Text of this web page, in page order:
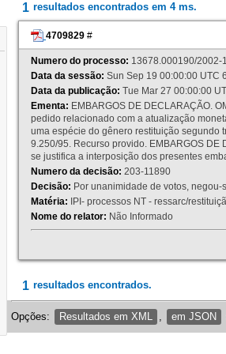
1 resultados encontrados em 4 ms.
4709829 #
Numero do processo: 13678.000190/2002-
Data da sessão: Sun Sep 19 00:00:00 UTC 6
Data da publicação: Tue Mar 27 00:00:00
Ementa: EMBARGOS DE DECLARAÇÃO.
pedido relacionado com a atualização
uma espécie do gênero restituição segundo
9.250/95. Recurso provido. EMBARGOS
se justifica a interposição dos presentes
Numero da decisão: 203-11890
Decisão: Por unanimidade de votos,
Matéria: IPI- processos NT - ressarc/
Nome do relator: Não Informado
1 resultados encontrados.
Opções: Resultados em XML em JSON